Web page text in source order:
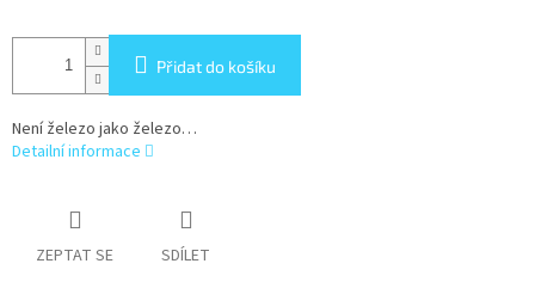
Přidat do košíku
Není železo jako železo…
Detailní informace
ZEPTAT SE SDÍLET